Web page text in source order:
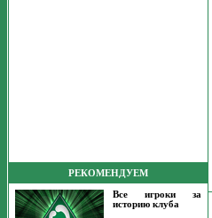
РЕКОМЕНДУЕМ
Все игроки за
историю клуба